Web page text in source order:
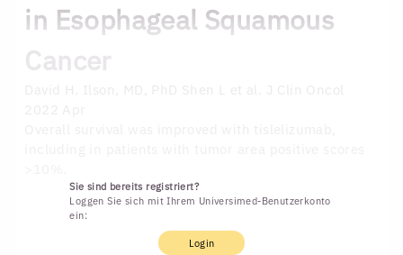
in Esophageal Squamous
Cancer
Sie sind bereits registriert?
Loggen Sie sich mit Ihrem Universimed-Benutzerkonto
ein:
Login